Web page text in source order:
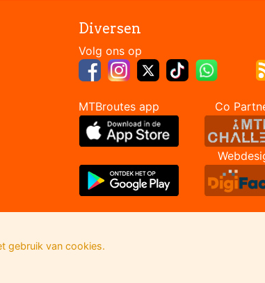
Diversen
Volg ons op
MTBroutes app Co
gebruik van cookies.